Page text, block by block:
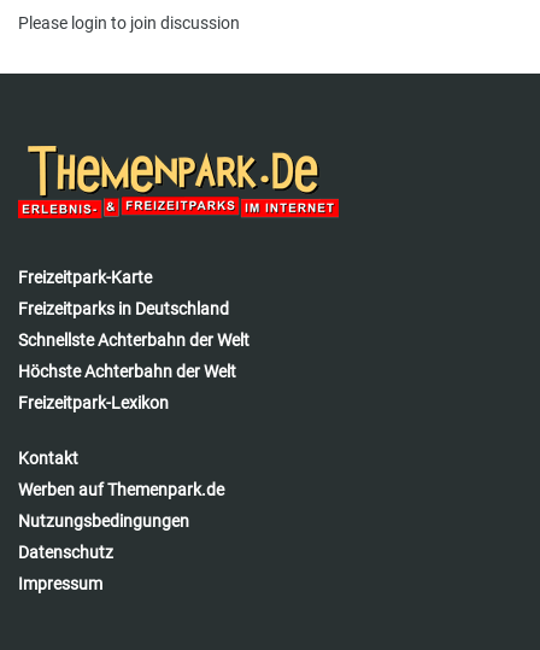
Please login to join discussion
Freizeitpark-Karte
Freizeitparks in Deutschland
Schnellste Achterbahn der Welt
Höchste Achterbahn der Welt
Freizeitpark-Lexikon
Kontakt
Werben auf Themenpark.de
Nutzungsbedingungen
Datenschutz
Impressum